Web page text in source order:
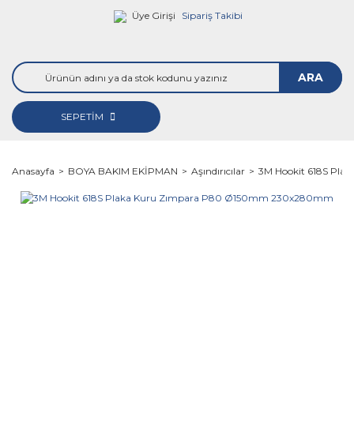
Üye Girişi Sipariş Takibi
ARA
SEPETİM
Anasayfa BOYA BAKIM EKİPMAN Aşındırıcılar 3M Hookit 618S